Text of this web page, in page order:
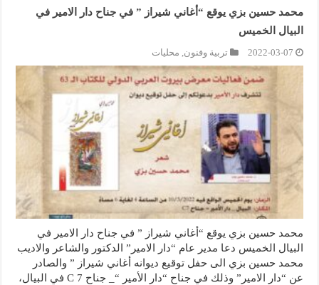
محمد حسين بزي يوقع “أغاني شيراز ” في جناح دار الامير في
البيال الخميس
2022-03-07 تربية وفنون, محليات
محمد حسين بزي يوقع “أغاني شيراز ” في جناح دار الامير في
البيال الخميس دعا مدير عام “دار الامير” الدكتور والشاعر والاديب
محمد حسين بزي الى حفل توقيع ديوانه أغاني شيراز ” والصادر
عن “دار الامير” وذلك في جناح “دار الأمير “_ جناح C 7 في البيال،